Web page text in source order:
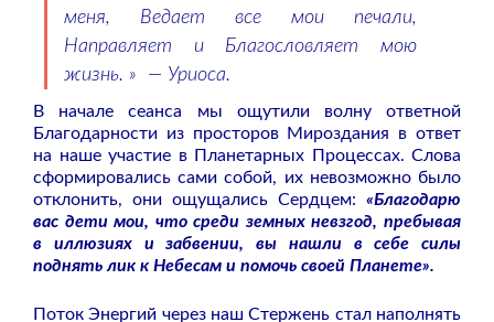
меня, Ведает все мои печали,
Направляет и Благословляет мою
жизнь. »
— Уриоса.
В начале сеанса мы ощутили волну ответной
Благодарности из просторов Мироздания в ответ
на наше участие в Планетарных Процессах. Слова
сформировались сами собой, их невозможно было
отклонить, они ощущались Сердцем: «Благодарю
вас дети мои, что среди земных невзгод, пребывая
в иллюзиях и забвении, вы нашли в себе силы
поднять лик к Небесам и помочь своей Планете».
Поток Энергий через наш Стержень стал наполнять